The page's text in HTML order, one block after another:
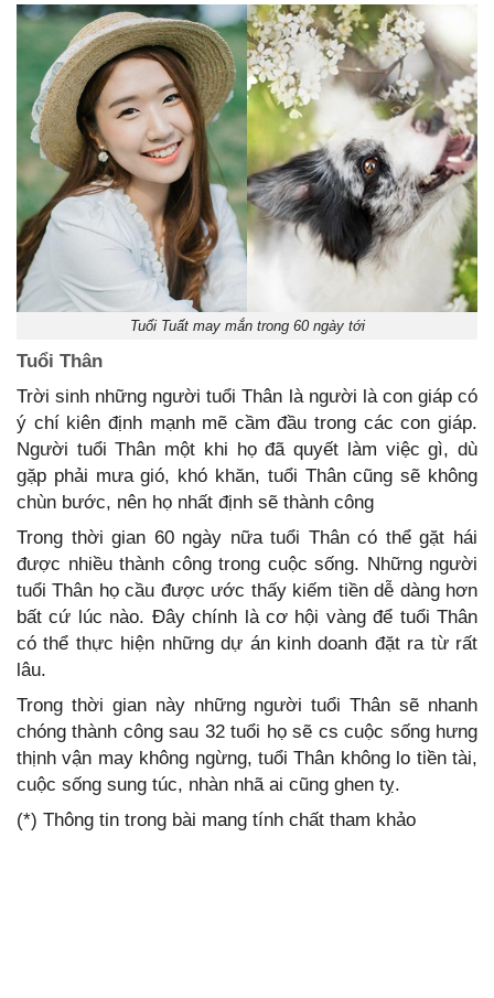
Tuổi Tuất may mắn trong 60 ngày tới
Tuổi Thân
Trời sinh những người tuổi Thân là người là con giáp có
ý chí kiên định mạnh mẽ cầm đầu trong các con giáp.
Người tuổi Thân một khi họ đã quyết làm việc gì, dù
gặp phải mưa gió, khó khăn, tuổi Thân cũng sẽ không
chùn bước, nên họ nhất định sẽ thành công
Trong thời gian 60 ngày nữa tuổi Thân có thể gặt hái
được nhiều thành công trong cuộc sống. Những người
tuổi Thân họ cầu được ước thấy kiếm tiền dễ dàng hơn
bất cứ lúc nào. Đây chính là cơ hội vàng để tuổi Thân
có thể thực hiện những dự án kinh doanh đặt ra từ rất
lâu.
Trong thời gian này những người tuổi Thân sẽ nhanh
chóng thành công sau 32 tuổi họ sẽ cs cuộc sống hưng
thịnh vận may không ngừng, tuổi Thân không lo tiền tài,
cuộc sống sung túc, nhàn nhã ai cũng ghen tỵ.
(*) Thông tin trong bài mang tính chất tham khảo